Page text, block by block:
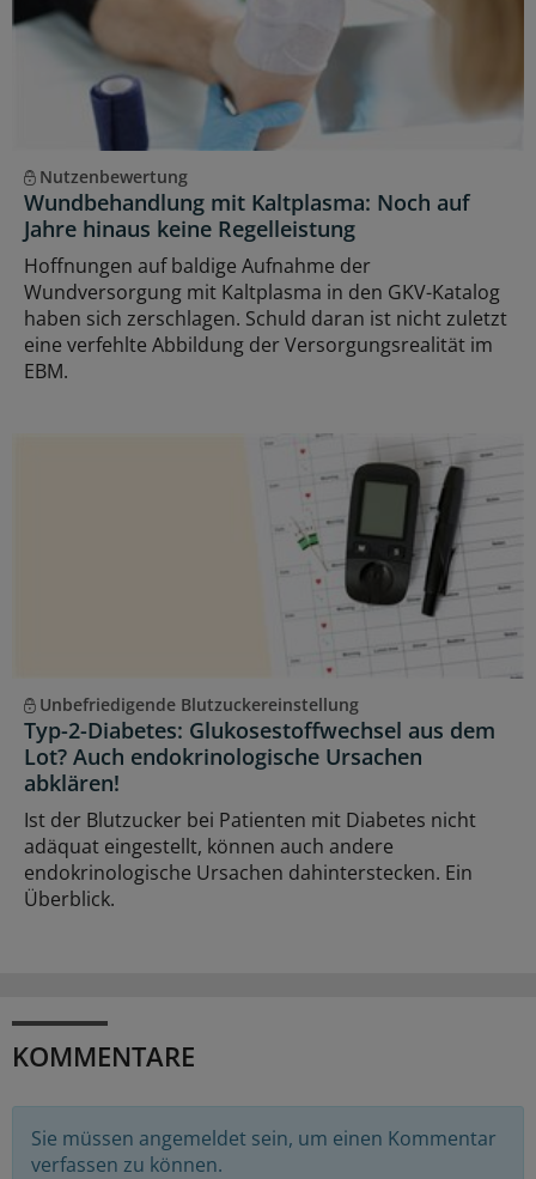
Nutzenbewertung
Wundbehandlung mit Kaltplasma: Noch auf
Jahre hinaus keine Regelleistung
Hoffnungen auf baldige Aufnahme der
Wundversorgung mit Kaltplasma in den GKV-Katalog
haben sich zerschlagen. Schuld daran ist nicht zuletzt
eine verfehlte Abbildung der Versorgungsrealität im
EBM.
Unbefriedigende Blutzuckereinstellung
Typ-2-Diabetes: Glukosestoffwechsel aus dem
Lot? Auch endokrinologische Ursachen
abklären!
Ist der Blutzucker bei Patienten mit Diabetes nicht
adäquat eingestellt, können auch andere
endokrinologische Ursachen dahinterstecken. Ein
Überblick.
KOMMENTARE
Sie müssen angemeldet sein, um einen Kommentar
verfassen zu können.